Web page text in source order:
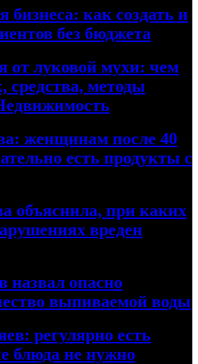
бизнеса: как создать и
без бюджета
от луковой мухи: чем
средства, методы
женщинам после 40
есть продукты с
объяснила, при каких
вреден
опасно
выпиваемой воды
регулярно есть
блюда не нужно